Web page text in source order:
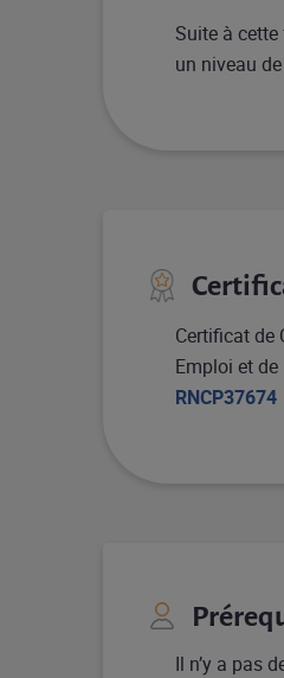
Suite à
un niveau
Certificat de
Emploi et de
RNCP37674
Il n’y a pas